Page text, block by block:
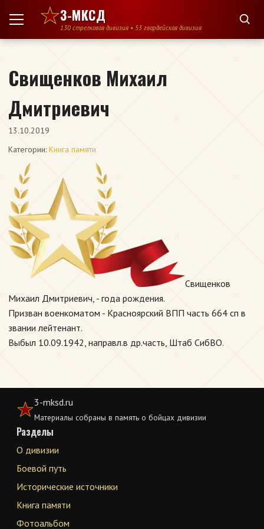
Перейти к содержимому
3-МКСД
130 стрелковая дивизия • 53 гвардейская дивизия
Свищенков Михаил
Дмитриевич
13.10.2019
Категории: Книга памяти
Свищенков
Михаил Дмитриевич, - года рождения.
Призван военкоматом - Красноярский ВПП часть 664 сп в
звании лейтенант.
Выбыл 10.09.1942, направл.в др.часть, Штаб СибВО.
3-mksd.ru
Материалы собраны в память о бойцах дивизии
Разделы
О дивизии
Боевой путь
Исторические источники
Книга памяти
Фотоальбом